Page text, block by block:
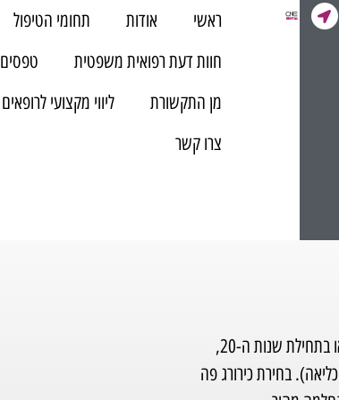
ראשי אודות
תחומי הטיפול
חוות דעת רפואית משפטית
טפסים
מן התקשורת
ליווי מקצועי לרופאים
צרו קשר
עקירת שיני בינה היא פרוצדורה כירורגית נפוצה המבוצעת לרוב בגיל ההתבגרות או בתחילת שנות ה-20,
בחירת כירורג פה